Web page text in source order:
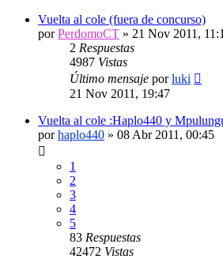
Vuelta al cole (fuera de concurso)
porPerdomoCT » 21 Nov 2011,
2 Respuestas
4987 Vistas
Último mensaje porluki
21 Nov 2011, 19:47
Vuelta al cole :Haplo440 y
porhaplo440 » 08 Abr 2011, 00:45
1
2
3
4
5
83 Respuestas
42472 Vistas